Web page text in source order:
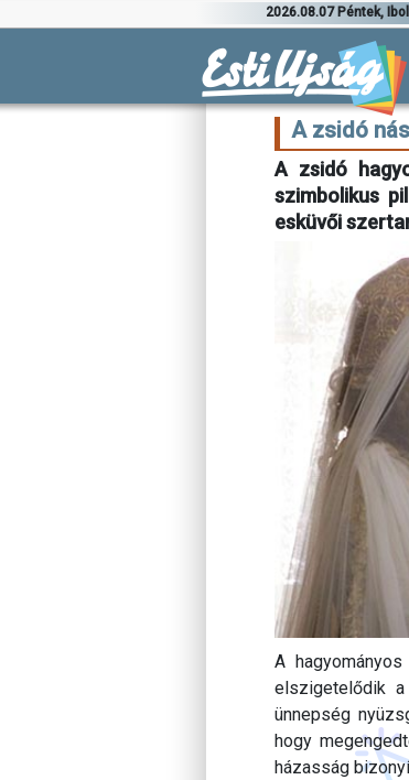
2026.08.07 Péntek,
A zsidó
A zsidó
szimbolikus
esküvői
A
elszigetelődik
ünnepség
hogy
házasság